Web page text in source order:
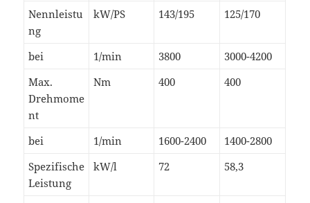
Nennleistu
ng
kW/PS 143/195 125/170
bei 1/min 3800
3000-4200
Max.
Drehmome
nt
Nm 400 400
bei 1/min 1600-2400
1400-2800
Spezifische
Leistung
kW/l 72 58,3